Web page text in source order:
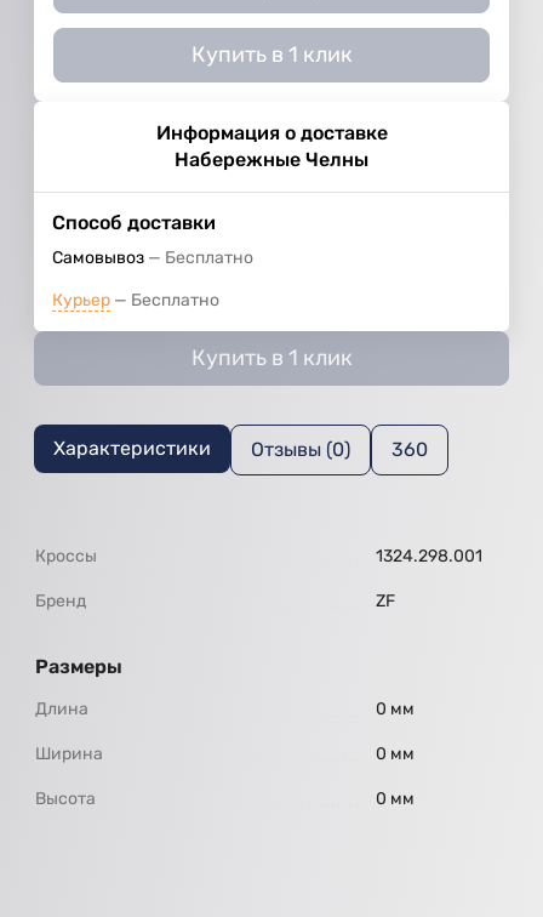
Купить в 1 клик
Информация о доставке
Набережные Челны
Способ доставки
Самовывоз Бесплатно
Курьер Бесплатно
Купить в 1 клик
Характеристики Отзывы (0) 360
Кроссы 1324.298.001
Бренд ZF
Размеры
Длина 0 мм
Ширина 0 мм
Высота 0 мм